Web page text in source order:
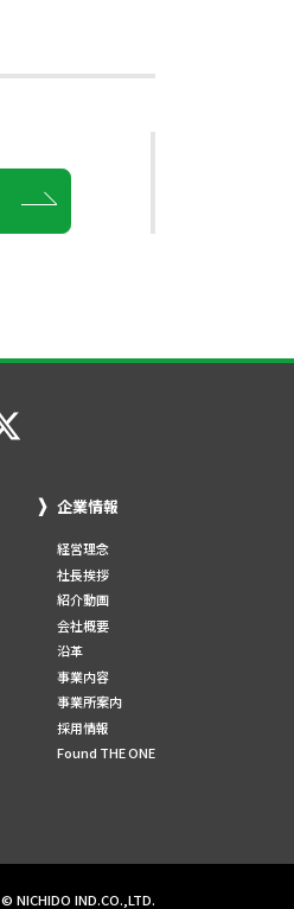
企業情報
経営理念
社長挨拶
紹介動画
会社概要
沿革
事業内容
事業所案内
採用情報
Found THE ONE
© NICHIDO IND.CO.,LTD.